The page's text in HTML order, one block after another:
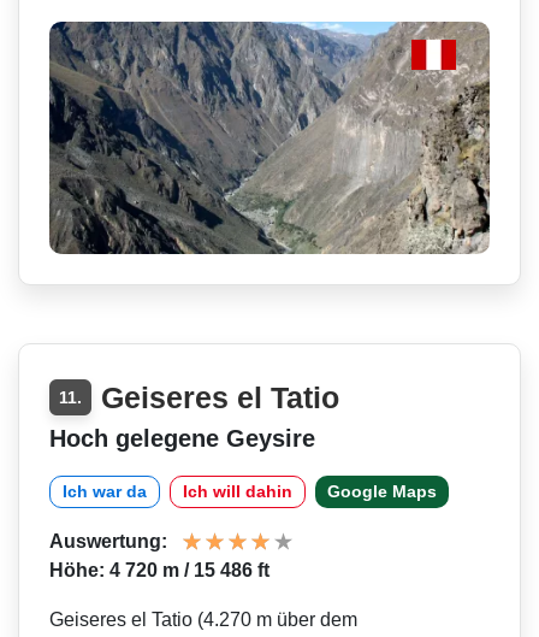
11. Geiseres el Tatio
Hoch gelegene Geysire
Ich war da Ich will dahin Google Maps
Auswertung:
Höhe: 4 720 m / 15 486 ft
Geiseres el Tatio (4.270 m über dem